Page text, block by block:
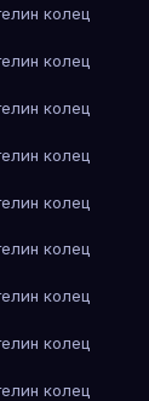
колец
колец
колец
колец
колец
колец
колец
колец
колец